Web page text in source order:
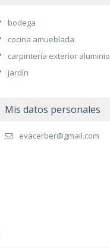
bodega
cocina amueblada
carpintería exterior aluminio
jardín
Mis datos personales
evacerber@gmail.com